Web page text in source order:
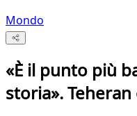
Mondo
«È il punto più
storia».